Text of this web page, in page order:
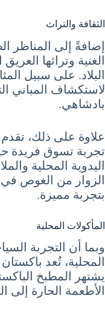
الثقافة والتراث
إضافةً إلى المناظر
الغنية وتراثها
البلاد. على سبيل
لاستكشاف المباني
بادشاهي.
علاوة على ذلك، تقدم
تجربة تسوق فريدة
اليدوية المحلية
الزوار من الغوص في
بتجربة مميزة.
المأكولات المحلية
وبما أن التجربة
المحلية، تُعد
يشتهر المطبخ
الأطعمة الحارة إلى